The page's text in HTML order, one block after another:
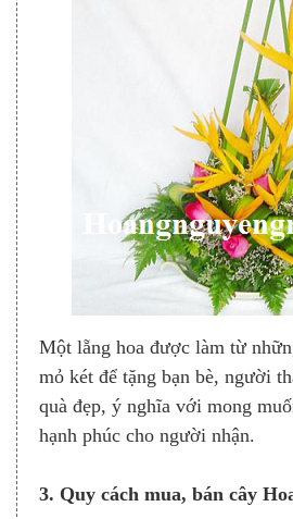
Một lẵng hoa được làm từ
mỏ két để tặng bạn bè, người
quà đẹp, ý nghĩa với mong
hạnh phúc cho người nhận.
3. Quy cách mua, bán cây